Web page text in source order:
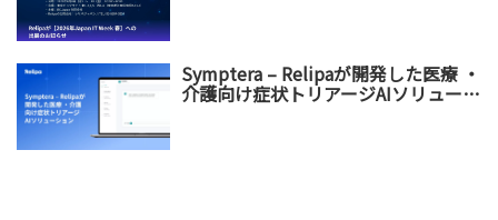
Symptera – Relipaが開発した医療 ・
介護向け症状トリアージAIソリューシ